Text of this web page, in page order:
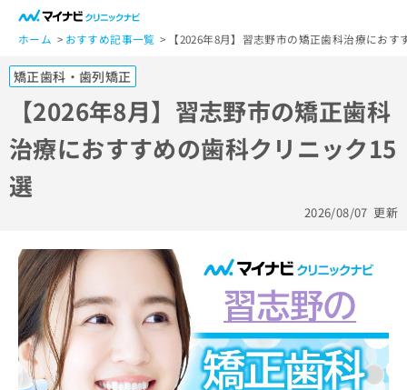
ホーム おすすめ記事一覧 【2026年8月】習志野市の矯正歯科治療にお
矯正歯科・歯列矯正
【2026年8月】習志野市の矯正歯科
治療におすすめの歯科クリニック15
選
2026/08/07 更新
一
般
ー
ザ
ー
の
方
は
こ
マ
イ
ナ
ビ
ク
リ
医
療
関
係
者